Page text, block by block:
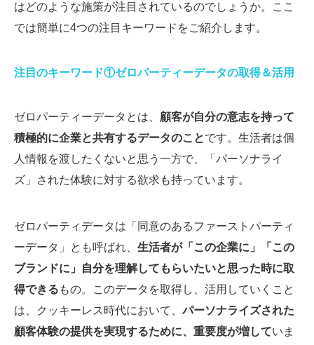
はどのような施策が注目されているのでしょうか。ここ
では簡単に4つの注目キーワードをご紹介します。
注目のキーワード①ゼロパーティーデータの取得＆活用
ゼロパーティーデータとは、 顧客が自分の意志を持って
積極的に企業と共有するデータのことです。生活者は個
人情報を渡したくないと思う一方で、「パーソナライ
ズ」された体験に対する欲求も持っています。
ゼロパーティデータは「同意のあるファーストパーティ
ーデータ」とも呼ばれ、 生活者が「この企業に」「この
ブランドに」自分を理解してもらいたいと思った時に取
得できる もの。このデータを取得し、活用していくこと
は、クッキーレス時代において、パーソナライズされた
顧客体験の提供を実現するために、重要度が増していま